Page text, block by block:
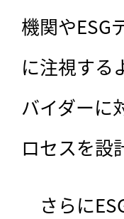
機関やESG
に注視する
バイダーに
ロセスを設
さらに